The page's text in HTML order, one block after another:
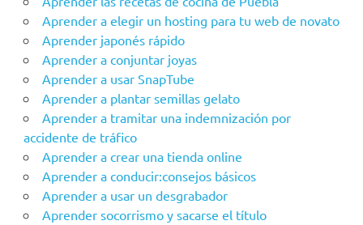
Aprender a elegir un hosting para tu web de novato
Aprender japonés rápido
Aprender a conjuntar joyas
Aprender a usar SnapTube
Aprender a plantar semillas gelato
Aprender a tramitar una indemnización por
accidente de tráfico
Aprender a crear una tienda online
Aprender a conducir:consejos básicos
Aprender a usar un desgrabador
Aprender socorrismo y sacarse el título